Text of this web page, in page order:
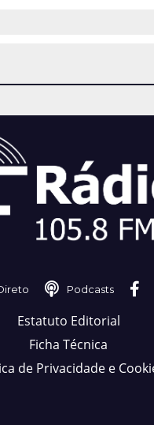
Podcasts
Estatuto Editorial
Ficha Técnica
de Privacidade e